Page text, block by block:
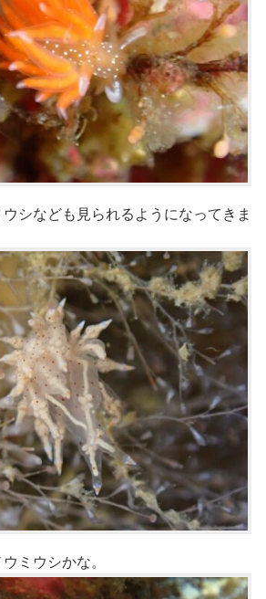
シなども見られるようになってきま
ミウシかな。